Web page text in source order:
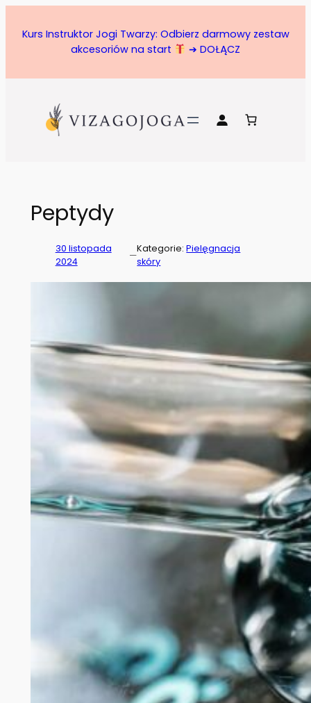
Kurs Instruktor Jogi Twarzy: Odbierz darmowy zestaw
akcesoriów na start
➔ DOŁĄCZ
Peptydy
30 listopada
2024
—
Kategorie:Pielęgnacja
skóry